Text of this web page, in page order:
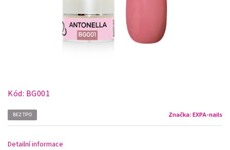
Kód: BG001
BEZ TPO Značka: EXPA-nails
Detailní informace